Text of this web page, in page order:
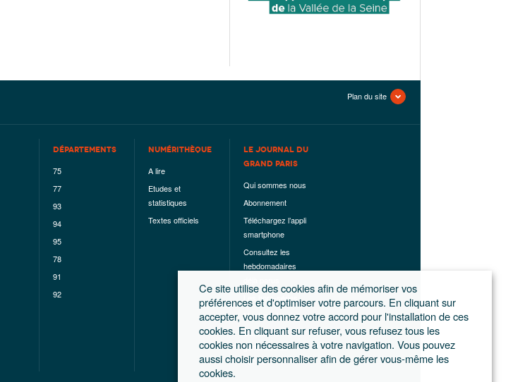
Plan du site
DÉPARTEMENTS
75
77
93
94
95
78
91
92
NUMÉRITHÈQUE
A lire
Etudes et
statistiques
Textes officiels
LE JOURNAL DU
GRAND PARIS
Qui sommes nous
Abonnement
Téléchargez l’appli
smartphone
Consultez les
hebdomadaires
Les hors-séries
Mentions légales
Conditions
générales de
ventes
Ce site utilise des cookies afin de mémoriser vos
préférences et d'optimiser votre parcours. En cliquant sur
accepter, vous donnez votre accord pour l'installation de ces
cookies. En cliquant sur refuser, vous refusez tous les
cookies non nécessaires à votre navigation. Vous pouvez
aussi choisir personnaliser afin de gérer vous-même les
cookies.